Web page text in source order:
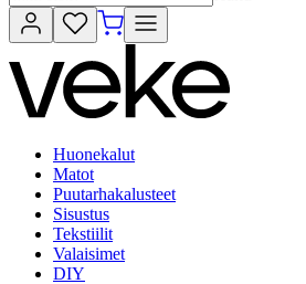
Huonekalut
Matot
Puutarhakalusteet
Sisustus
Tekstiilit
Valaisimet
DIY